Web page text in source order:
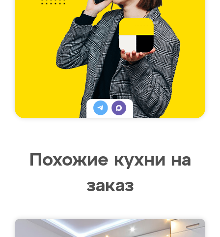
Похожие кухни на
заказ